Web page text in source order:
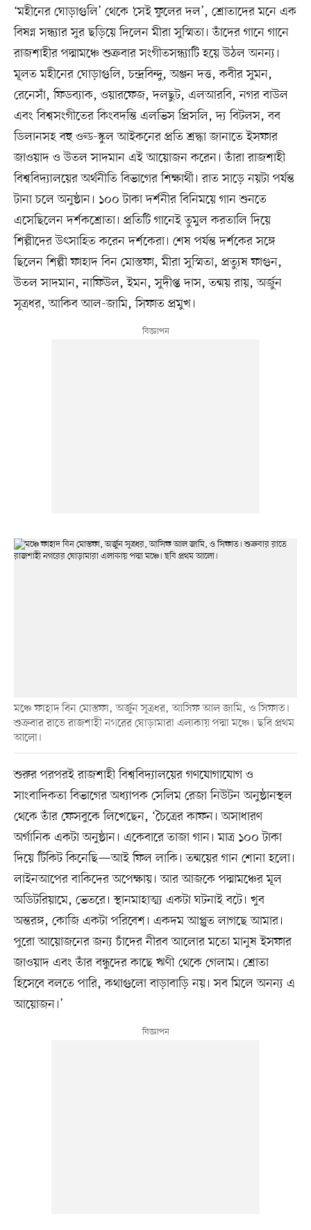
‘মহীনের ঘোড়াগুলি’ থেকে ‘সেই ফুলের দল’, শ্রোতাদের মনে এক
বিষণ্ন সন্ধ্যার সুর ছড়িয়ে দিলেন মীরা সুস্মিতা। তাঁদের গানে গানে
রাজশাহীর পদ্মামঞ্চে শুক্রবার সংগীতসন্ধ্যাটি হয়ে উঠল অনন্য।
মূলত মহীনের ঘোড়াগুলি, চন্দ্রবিন্দু, অঞ্জন দত্ত, কবীর সুমন,
রেনেসাঁ, ফিডব্যাক, ওয়ারফেজ, দলছুট, এলআরবি, নগর বাউল
এবং বিশ্বসংগীতের কিংবদন্তি এলভিস প্রিসলি, দ্য বিটলস, বব
ডিলানসহ বহু ওল্ড-স্কুল আইকনের প্রতি শ্রদ্ধা জানাতে ইসফার
জাওয়াদ ও উতল সাদমান এই আয়োজন করেন। তাঁরা রাজশাহী
বিশ্ববিদ্যালয়ের অর্থনীতি বিভাগের শিক্ষার্থী। রাত সাড়ে নয়টা পর্যন্ত
টানা চলে অনুষ্ঠান। ১০০ টাকা দর্শনীর বিনিময়ে গান শুনতে
এসেছিলেন দর্শকশ্রোতা। প্রতিটি গানেই তুমুল করতালি দিয়ে
শিল্পীদের উৎসাহিত করেন দর্শকেরা। শেষ পর্যন্ত দর্শকের সঙ্গে
ছিলেন শিল্পী ফাহাদ বিন মোস্তফা, মীরা সুস্মিতা, প্রত্যুষ ফাগুন,
উতল সাদমান, নাফিউল, ইমন, সুদীপ্ত দাস, তন্ময় রায়, অর্জুন
সূত্রধর, আকিব আল-জামি, সিফাত প্রমুখ।
মঞ্চে ফাহাদ বিন মোস্তফা, অর্জুন সূত্রধর, আসিফ আল জামি, ও সিফাত।
শুক্রবার রাতে রাজশাহী নগরের ঘোড়ামারা এলাকায় পদ্মা মঞ্চে। ছবি প্রথম
আলো।
শুরুর পরপরই রাজশাহী বিশ্ববিদ্যালয়ের গণযোগাযোগ ও
সাংবাদিকতা বিভাগের অধ্যাপক সেলিম রেজা নিউটন অনুষ্ঠানস্থল
থেকে তাঁর ফেসবুকে লিখেছেন, ‘চৈত্রের কাফন। অসাধারণ
অর্গানিক একটা অনুষ্ঠান। একেবারে তাজা গান। মাত্র ১০০ টাকা
দিয়ে টিকিট কিনেছি—আই ফিল লাকি। তন্ময়ের গান শোনা হলো।
লাইনআপের বাকিদের অপেক্ষায়। আর আজকে পদ্মামঞ্চের মূল
অডিটরিয়ামে, ভেতরে। স্থানমাহাত্ম্য একটা ঘটনাই বটে। খুব
অন্তরঙ্গ, কোজি একটা পরিবেশ। একদম আপ্লুত লাগছে আমার।
পুরো আয়োজনের জন্য চাঁদের নীরব আলোর মতো মানুষ ইসফার
জাওয়াদ এবং তাঁর বন্ধুদের কাছে ঋণী থেকে গেলাম। শ্রোতা
হিসেবে বলতে পারি, কথাগুলো বাড়াবাড়ি নয়। সব মিলে অনন্য এ
আয়োজন।’